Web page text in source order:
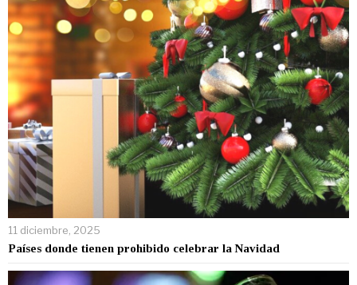
11 diciembre, 2025
Países donde tienen prohibido celebrar la Navidad